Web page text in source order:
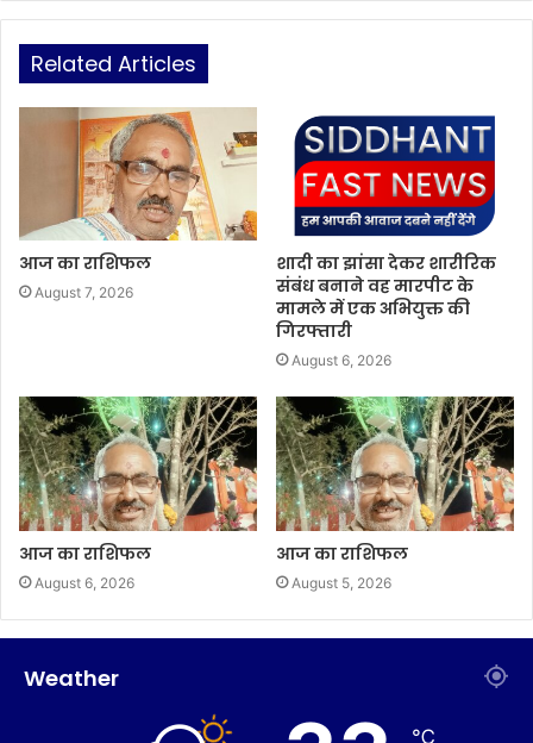
Related Articles
आज का राशिफल
August 7, 2026
शादी का झांसा देकर शारीरिक
संबंध बनाने वह मारपीट के
मामले में एक अभियुक्त की
गिरफ्तारी
August 6, 2026
आज का राशिफल
August 6, 2026
आज का राशिफल
August 5, 2026
Weather
℃